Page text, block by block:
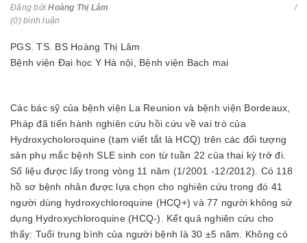
Đăng bởiHoàng Thị Lâm
(0) bình luận
PGS. TS. BS Hoàng Thị Lâm
Bệnh viện Đại học Y Hà nội, Bệnh viện Bạch mai
Các bác sỹ của bệnh viện La Reunion và bệnh viện Bordeaux,
Pháp đã tiến hành nghiên cứu hồi cứu về vai trò của
Hydroxycholoroquine (tạm viết tắt là HCQ) trên các đối tượng
sản phụ mắc bệnh SLE sinh con từ tuần 22 của thai kỳ trở đi.
Số liệu được lấy trong vòng 11 năm (1/2001 -12/2012). Có 118
hồ sơ bệnh nhân được lựa chọn cho nghiên cứu trong đó 41
người dùng hydroxychloroquine (HCQ+) và 77 người không sử
dụng Hydroxychloroquine (HCQ-). Kết quả nghiên cứu cho
thấy: Tuổi trung bình của người bệnh là 30 ±5 năm. Không có